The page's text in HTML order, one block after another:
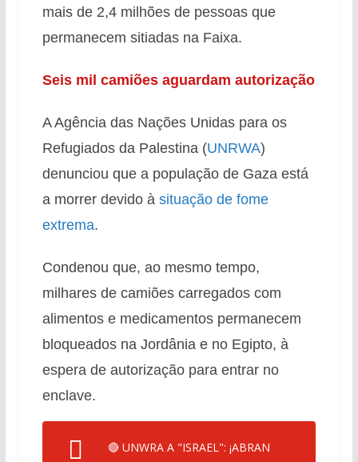
mais de 2,4 milhões de pessoas que
permanecem sitiadas na Faixa.
Seis mil camiões aguardam autorização
A Agência das Nações Unidas para os
Refugiados da Palestina (UNRWA)
denunciou que a população de Gaza está
a morrer devido à situação de fome
extrema.
Condenou que, ao mesmo tempo,
milhares de camiões carregados com
alimentos e medicamentos permanecem
bloqueados na Jordânia e no Egipto, à
espera de autorização para entrar no
enclave.
🔴 UNWRA A "ISRAEL": ¡ABRAN